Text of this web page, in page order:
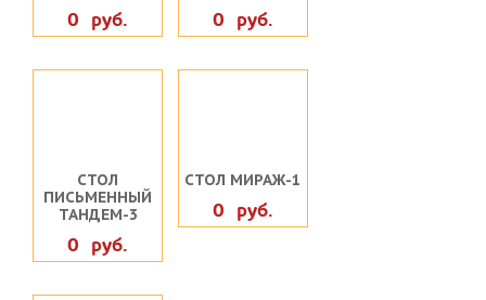
0 руб. 0 руб.
СТОЛ
ПИСЬМЕННЫЙ
ТАНДЕМ-3
0 руб.
СТОЛ МИРАЖ-1
0 руб.